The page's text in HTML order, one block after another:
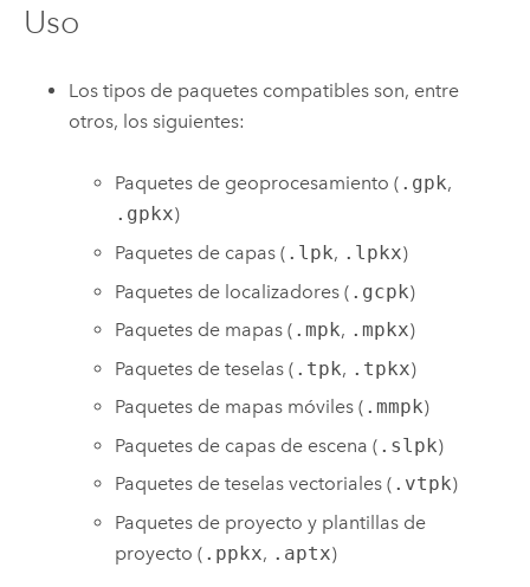
Uso
Los tipos de paquetes compatibles son, entre
otros, los siguientes:
Paquetes de geoprocesamiento ( .gpk,
.gpkx)
Paquetes de capas ( .lpk, .lpkx)
Paquetes de localizadores ( .gcpk)
Paquetes de mapas ( .mpk, .mpkx)
Paquetes de teselas ( .tpk, .tpkx)
Paquetes de mapas móviles ( .mmpk)
Paquetes de capas de escena ( .slpk)
Paquetes de teselas vectoriales ( .vtpk)
Paquetes de proyecto y plantillas de
proyecto ( .ppkx, .aptx)